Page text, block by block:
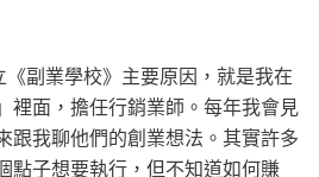
副業學校》主要原因，就是我在
裡面，擔任行銷業師。每年我會見
跟我聊他們的創業想法。其實許多
點子想要執行，但不知道如何賺